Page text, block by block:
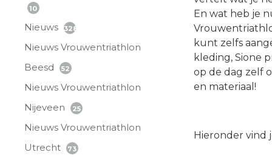
10
Nieuws 328
Nieuws Vrouwentriathlon
Beesd
52
Nieuws Vrouwentriathlon
Nijeveen
25
Nieuws Vrouwentriathlon
Utrecht
73
En wat heb je
kunt zelfs
kleding, Sione
op de dag zelf
en materiaal!
Hieronder vind